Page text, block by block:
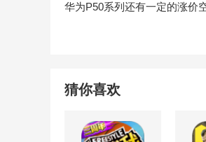
华为P50系列还有一定的涨价
猜你喜欢